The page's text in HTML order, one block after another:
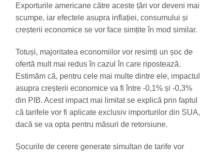
Exporturile americane către aceste țări vor deveni mai
scumpe, iar efectele asupra inflației, consumului și
creșterii economice se vor face simțite în mod similar.
Totuși, majoritatea economiilor vor resimți un șoc de
ofertă mult mai redus în cazul în care ripostează.
Estimăm că, pentru cele mai multe dintre ele, impactul
asupra creșterii economice va fi între -0,1% și -0,3%
din PIB. Acest impact mai limitat se explică prin faptul
că tarifele vor fi aplicate exclusiv importurilor din SUA,
dacă se va opta pentru măsuri de retorsiune.
Șocurile de cerere generate simultan de tarife vor